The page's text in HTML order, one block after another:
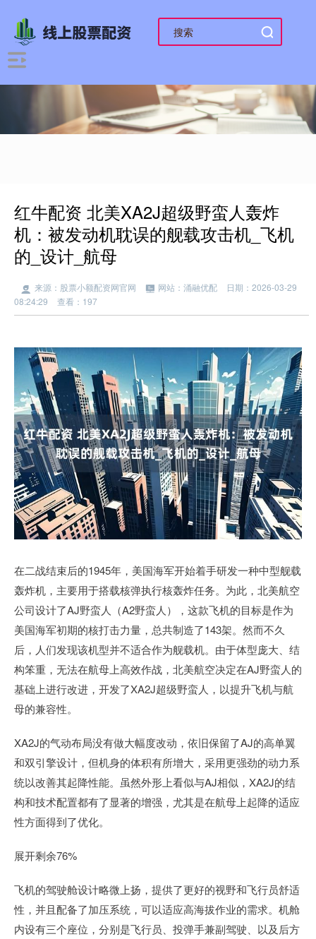
红牛配资 北美XA2J超级野蛮人轰炸
机：被发动机耽误的舰载攻击机_飞机
的_设计_航母
来源：股票小额配资网官网 网站：涌融优配
日期：2026-03-29
08:24:29
查看：197
在二战结束后的1945年，美国海军开始着手研发一种中型舰载
轰炸机，主要用于搭载核弹执行核轰炸任务。为此，北美航空
公司设计了AJ野蛮人（A2野蛮人），这款飞机的目标是作为
美国海军初期的核打击力量，总共制造了143架。然而不久
后，人们发现该机型并不适合作为舰载机。由于体型庞大、结
构笨重，无法在航母上高效作战，北美航空决定在AJ野蛮人的
基础上进行改进，开发了XA2J超级野蛮人，以提升飞机与航
母的兼容性。
XA2J的气动布局没有做大幅度改动，依旧保留了AJ的高单翼
和双引擎设计，但机身的体积有所增大，采用更强劲的动力系
统以改善其起降性能。虽然外形上看似与AJ相似，XA2J的结
构和技术配置都有了显著的增强，尤其是在航母上起降的适应
性方面得到了优化。
展开剩余76%
飞机的驾驶舱设计略微上扬，提供了更好的视野和飞行员舒适
性，并且配备了加压系统，可以适应高海拔作业的需求。机舱
内设有三个座位，分别是飞行员、投弹手兼副驾驶、以及后方